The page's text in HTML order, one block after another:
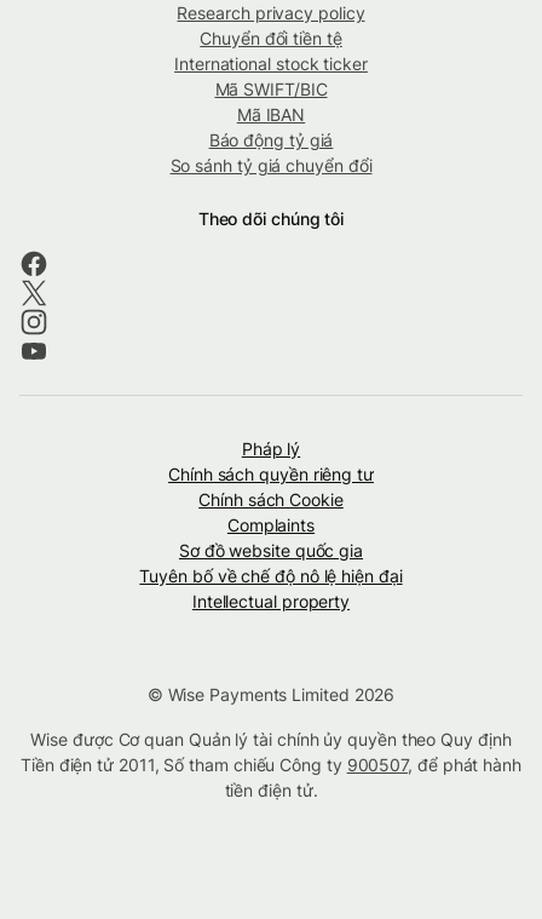
Research privacy policy
Chuyển đổi tiền tệ
International stock ticker
Mã SWIFT/BIC
Mã IBAN
Báo động tỷ giá
So sánh tỷ giá chuyển đổi
Theo dõi chúng tôi
Pháp lý
Chính sách quyền riêng tư
Chính sách Cookie
Complaints
Sơ đồ website quốc gia
Tuyên bố về chế độ nô lệ hiện đại
Intellectual property
© Wise Payments Limited 2026
Wise được Cơ quan Quản lý tài chính ủy quyền theo Quy định
Tiền điện tử 2011, Số tham chiếu Công ty 900507, để phát hành
tiền điện tử.